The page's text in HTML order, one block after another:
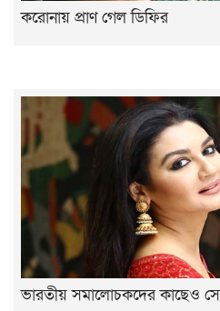
করোনায় প্রাণ গেল ডিফির
ভারতীয় সমালোচকদের কাছেও